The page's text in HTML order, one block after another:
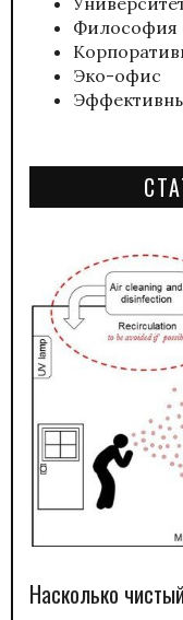
Философия
Эко-офис
Насколько